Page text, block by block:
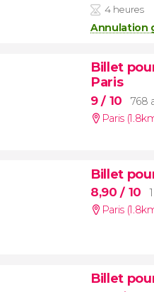
4 heures
Annulation
Billet
Paris
9/ 10
768
Paris
Billet
8,90/ 10
Paris
Billet